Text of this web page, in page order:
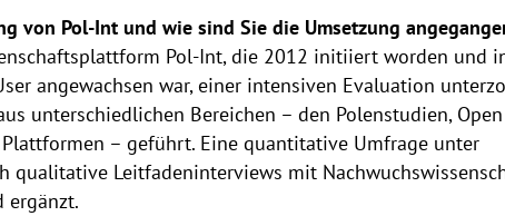
von Pol-Int und wie sind Sie die Umsetzung
Pol-Int, die 2012 initiiert worden und
angewachsen war, einer intensiven Evaluation
unterschiedlichen Bereichen – den Polenstudien, Open
– geführt. Eine quantitative Umfrage unter
qualitative Leitfadeninterviews mit
ergänzt.